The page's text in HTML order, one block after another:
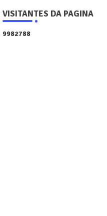
VISITANTES DA PAGINA
9982788